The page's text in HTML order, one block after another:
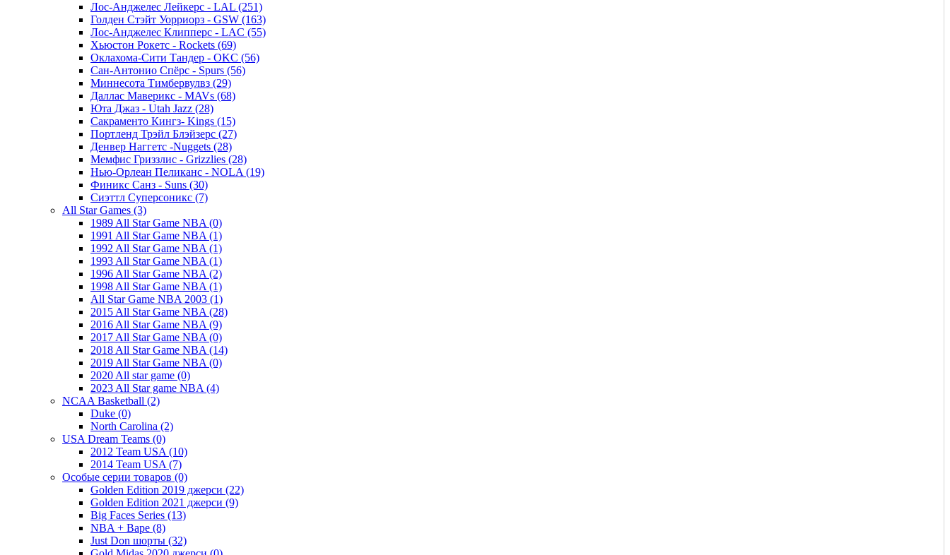
Лос-Анджелес Лейкерс - LAL (251)
Голден Стэйт Уорриорз - GSW (163)
Лос-Анджелес Клипперс - LAC (55)
Хьюстон Рокетс - Rockets (69)
Оклахома-Сити Тандер - OKC (56)
Сан-Антонио Спёрс - Spurs (56)
Миннесота Тимбервулвз (29)
Даллас Маверикс - MAVs (68)
Юта Джаз - Utah Jazz (28)
Сакраменто Кингз- Kings (15)
Портленд Трэйл Блэйзерс (27)
Денвер Наггетс -Nuggets (28)
Мемфис Гриззлис - Grizzlies (28)
Нью-Орлеан Пеликанс - NOLA (19)
Финикс Санз - Suns (30)
Сиэттл Суперсоникс (7)
All Star Games (3)
1989 All Star Game NBA (0)
1991 All Star Game NBA (1)
1992 All Star Game NBA (1)
1993 All Star Game NBA (1)
1996 All Star Game NBA (2)
1998 All Star Game NBA (1)
All Star Game NBA 2003 (1)
2015 All Star Game NBA (28)
2016 All Star Game NBA (9)
2017 All Star Game NBA (0)
2018 All Star Game NBA (14)
2019 All Star Game NBA (0)
2020 All star game (0)
2023 All Star game NBA (4)
NCAA Basketball (2)
Duke (0)
North Carolina (2)
USA Dream Teams (0)
2012 Team USA (10)
2014 Team USA (7)
Особые серии товаров (0)
Golden Edition 2019 джерси (22)
Golden Edition 2021 джерси (9)
Big Faces Series (13)
NBA + Bape (8)
Just Don шорты (32)